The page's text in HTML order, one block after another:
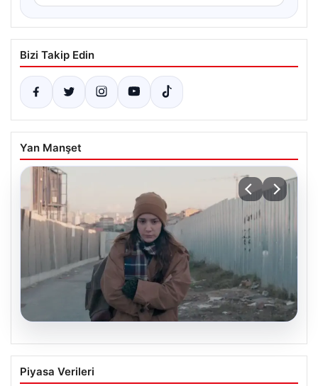
Bizi Takip Edin
Yan Manşet
05.08.2026
Türk Sinemasında Farklı Bir İmza:
Ceylan Özgün Özçelik’in Unutulmaz
Piyasa Verileri